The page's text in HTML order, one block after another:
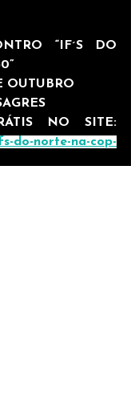
“IF´S DO
OUTUBRO
do-norte-na-cop-